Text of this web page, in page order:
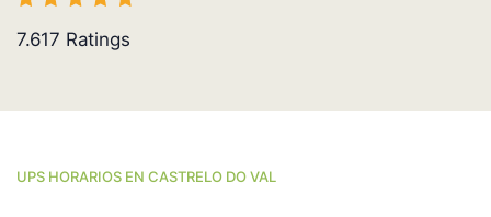
7.617 Ratings
UPS HORARIOS EN CASTRELO DO VAL